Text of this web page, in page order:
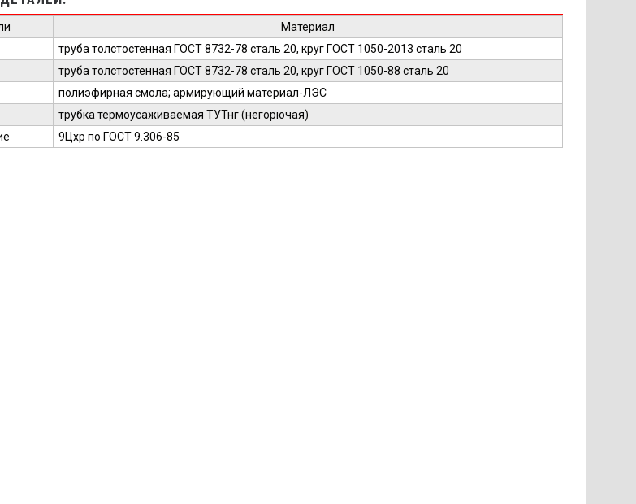
Материал
труба толстостенная ГОСТ 8732-78 сталь 20, круг ГОСТ 1050-2013 сталь 20
труба толстостенная ГОСТ 8732-78 сталь 20, круг ГОСТ 1050-88 сталь 20
полиэфирная смола; армирующий материал-ЛЭС
трубка термоусаживаемая ТУТнг (негорючая)
9Цхр по ГОСТ 9.306-85